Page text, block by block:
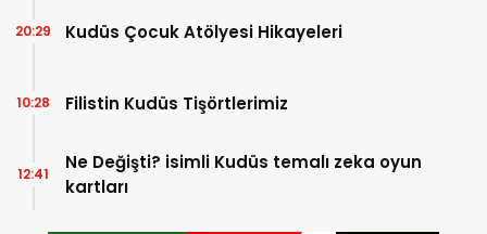
Kudüs Çocuk Atölyesi Hikayeleri
20:29
Filistin Kudüs Tişörtlerimiz
10:28
Ne Değişti? isimli Kudüs temalı zeka oyun
kartları
12:41